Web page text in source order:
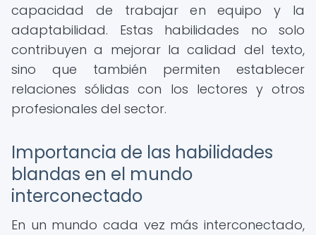
capacidad de trabajar en equipo y la
adaptabilidad. Estas habilidades no solo
contribuyen a mejorar la calidad del texto,
sino que también permiten establecer
relaciones sólidas con los lectores y otros
profesionales del sector.
Importancia de las habilidades
blandas en el mundo
interconectado
En un mundo cada vez más interconectado,